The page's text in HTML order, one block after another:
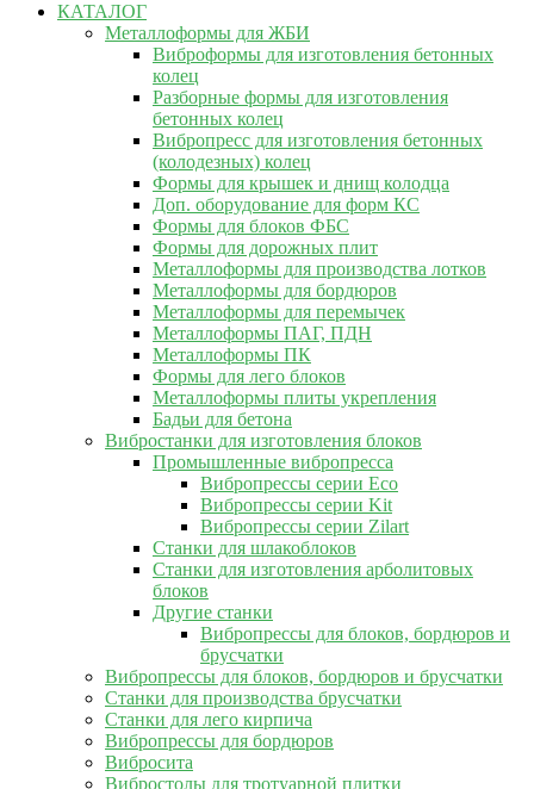
КАТАЛОГ
Металлоформы для ЖБИ
Виброформы для изготовления бетонных
колец
Разборные формы для изготовления
бетонных колец
Вибропресс для изготовления бетонных
(колодезных) колец
Формы для крышек и днищ колодца
Доп. оборудование для форм КС
Формы для блоков ФБС
Формы для дорожных плит
Металлоформы для производства лотков
Металлоформы для бордюров
Металлоформы для перемычек
Металлоформы ПАГ, ПДН
Металлоформы ПК
Формы для лего блоков
Металлоформы плиты укрепления
Бадьи для бетона
Вибростанки для изготовления блоков
Промышленные вибропресса
Вибропрессы серии Eco
Вибропрессы серии Kit
Вибропрессы серии Zilart
Станки для шлакоблоков
Станки для изготовления арболитовых
блоков
Другие станки
Вибропрессы для блоков, бордюров и
брусчатки
Вибропрессы для блоков, бордюров и брусчатки
Станки для производства брусчатки
Станки для лего кирпича
Вибропрессы для бордюров
Вибросита
Вибростолы для тротуарной плитки